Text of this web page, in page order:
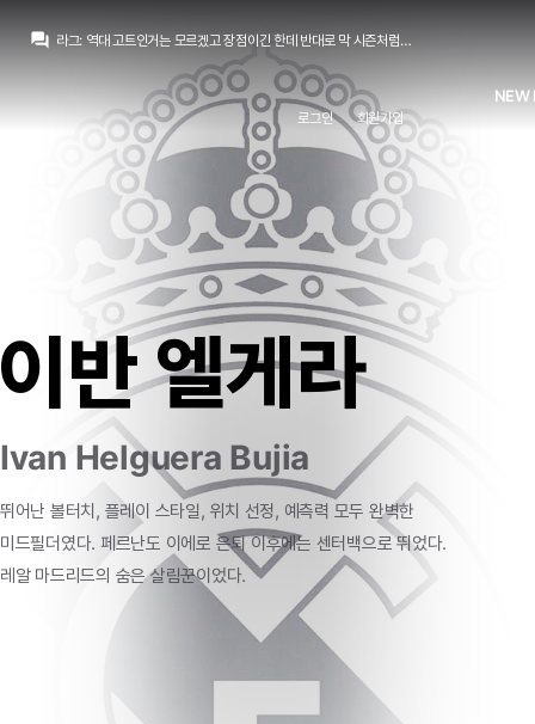
question_answer 라그: 역대 고트인거는 모르겠고 장점이긴 한데 반대로 막 시즌처럼 없는 크로스 찾다가 망하기도 했죠
그거야 뭐 수비 스타일 얘기고 킥은 오히려 추멘이 저 셋 중에서도 좋죠.
전개야 역습짜는건 무리뉴가 나은데 있는선수로 중원조합 짜서 밸런스 맞추는거는 안첼이 역대 고트 아닌가요?
무리뉴라면 아놀드 기대합니다
추멘 수비도 완전 존디펜스죠. 자기지역으로 올때만 경합으로 볼뺐지 좌우 넓은지역 커버하던 에시앙 마케렐레 카세미루랑도 다르고 그냥 다 어딘가 아쉬움
no6Redondo:누가 담당할런지
no6Redondo: 역습시발점을
볼 소유나 순환은 몰라도 볼의 전진이라는 측면에서는 딱히 무리뉴가 안체로티보다 뒤질 것도 없죠 둘 다 낡았고
no6Redondo
발베는 시도는 잘 해요
안첼마저도 누구랑 붙여도 시너지 못찾은게 추멘
NEW
로그인 회원가입
반 엘게라
Ivan Helguera Bujia
뛰어난 볼터치, 플레이 스타일, 위치 선정, 예측력 모두 완벽한
미드필더였다. 페르난도 이에로 은퇴이후에는 센터백으로 뛰었다.
레알 마드리드의 숨은살림꾼이었다.